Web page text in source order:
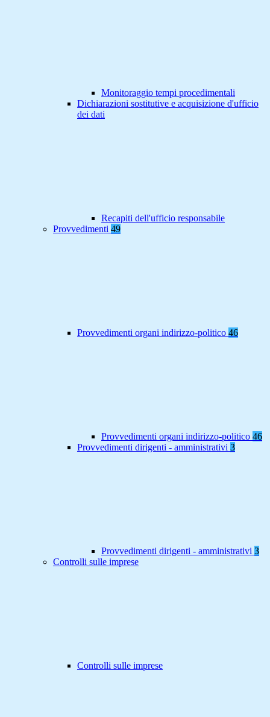
Monitoraggio tempi procedimentali
Dichiarazioni sostitutive e acquisizione d'ufficio
dei dati
Recapiti dell'ufficio responsabile
Provvedimenti 49
Provvedimenti organi indirizzo-politico 46
Provvedimenti organi indirizzo-politico 46
Provvedimenti dirigenti - amministrativi 3
Provvedimenti dirigenti - amministrativi 3
Controlli sulle imprese
Controlli sulle imprese